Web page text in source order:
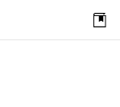
合作推出全新